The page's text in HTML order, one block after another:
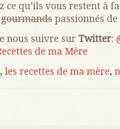
ce qu’ils vous restent à
gourmands passionnés
nous suivre sur Twitter:
de ma Mère
, les recettes de ma mère,